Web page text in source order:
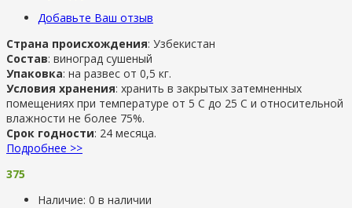
Добавьте Ваш отзыв
Страна происхождения: Узбекистан
Состав: виноград сушеный
Упаковка: на развес от 0,5 кг.
Условия хранения: хранить в закрытых затемненных
помещениях при температуре от 5 С до 25 С и относительной
влажности не более 75%.
Срок годности: 24 месяца.
Подробнее >>
375
Наличие: 0 в наличии